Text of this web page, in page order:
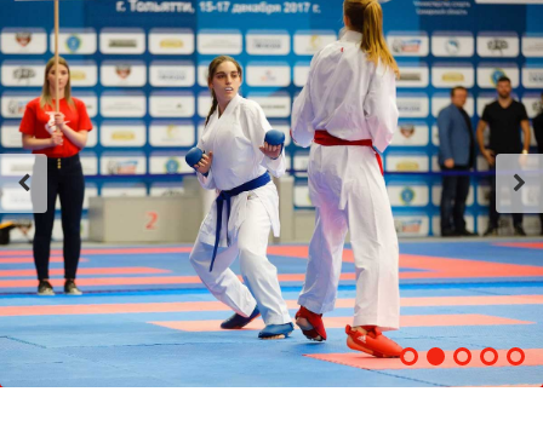
Студенческая жизнь
Сведения об
образовательной
организации
ENG SPN CHI